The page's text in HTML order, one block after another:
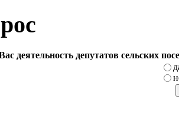
деятельность депутатов сельских